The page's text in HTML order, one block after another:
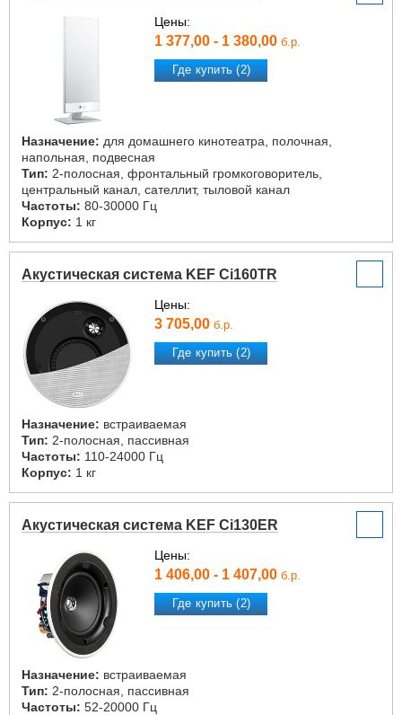
Цены:
1 377,00 - 1 380,00 б.р.
Где купить (2)
Назначение: для домашнего кинотеатра, полочная,
напольная, подвесная
Тип: 2-полосная, фронтальный громкоговоритель,
центральный канал, сателлит, тыловой канал
Частоты: 80-30000 Гц
Корпус: 1 кг
Акустическая система KEF Ci160TR
Цены:
3 705,00 б.р.
Где купить (2)
Назначение: встраиваемая
Тип: 2-полосная, пассивная
Частоты: 110-24000 Гц
Корпус: 1 кг
Акустическая система KEF Ci130ER
Цены:
1 406,00 - 1 407,00 б.р.
Где купить (2)
Назначение: встраиваемая
Тип: 2-полосная, пассивная
Частоты: 52-20000 Гц